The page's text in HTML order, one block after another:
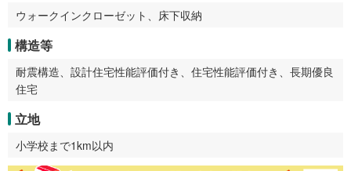
ウォークインクローゼット、床下収納
構造等
耐震構造、設計住宅性能評価付き、住宅性能評価付き、長期優良
住宅
立地
小学校まで1km以内